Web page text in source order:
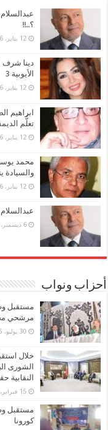
؟..!!
12 يناير، 2026
دينا
الأيوبية 3
12 يناير، 2026
ابراهيم
تعلُّم
12 يناير، 2026
محمد
والسيادة
12 يناير، 2026
6 ديسمبر، 2025
أحزاب ونواب
مستقبل
مرشحي
30 يوليو، 2025
خلال
الشورى
15 فبراير، 2024
مستقبل
كورونا